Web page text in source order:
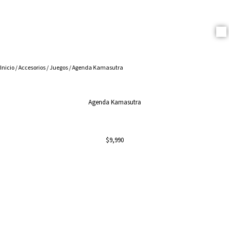
Inicio/Accesorios/Juegos/ Agenda Kamasutra
Agenda Kamasutra
$9,990